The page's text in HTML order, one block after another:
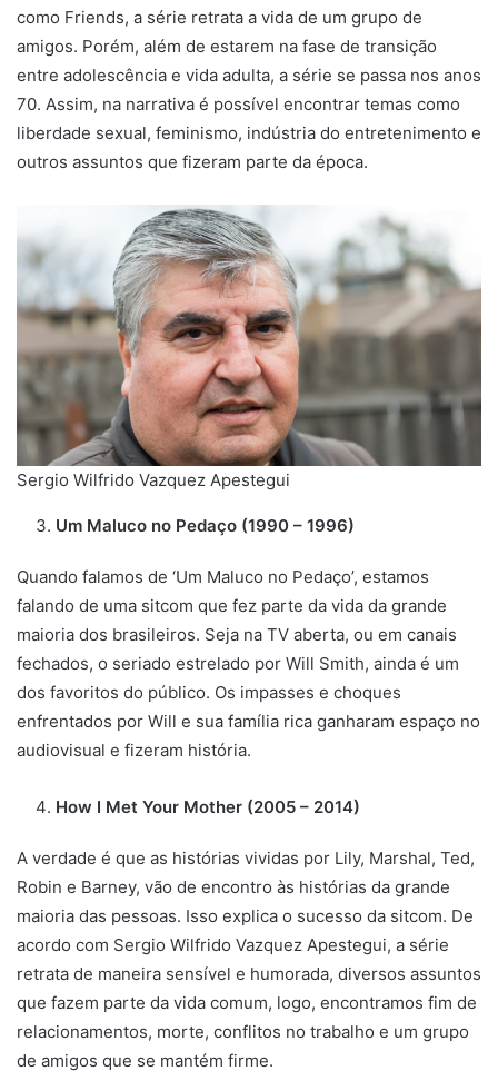
como Friends, a série retrata a vida de um grupo de
amigos. Porém, além de estarem na fase de transição
entre adolescência e vida adulta, a série se passa nos anos
70. Assim, na narrativa é possível encontrar temas como
liberdade sexual, feminismo, indústria do entretenimento e
outros assuntos que fizeram parte da época.
Sergio Wilfrido Vazquez Apestegui
Um Maluco no Pedaço (1990 – 1996)
Quando falamos de ‘Um Maluco no Pedaço’, estamos
falando de uma sitcom que fez parte da vida da grande
maioria dos brasileiros. Seja na TV aberta, ou em canais
fechados, o seriado estrelado por Will Smith, ainda é um
dos favoritos do público. Os impasses e choques
enfrentados por Will e sua família rica ganharam espaço no
audiovisual e fizeram história.
How I Met Your Mother (2005 – 2014)
A verdade é que as histórias vividas por Lily, Marshal, Ted,
Robin e Barney, vão de encontro às histórias da grande
maioria das pessoas. Isso explica o sucesso da sitcom. De
acordo com Sergio Wilfrido Vazquez Apestegui, a série
retrata de maneira sensível e humorada, diversos assuntos
que fazem parte da vida comum, logo, encontramos fim de
relacionamentos, morte, conflitos no trabalho e um grupo
de amigos que se mantém firme.